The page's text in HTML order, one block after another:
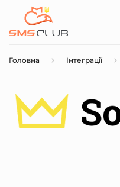
Головна Інтеграції